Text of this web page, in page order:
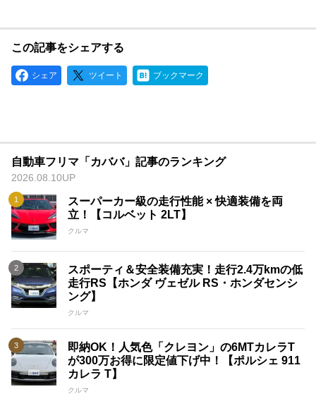
この記事をシェアする
シェア ツイート ブックマーク
自動車フリマ「カババ」記事のランキング
2026.08.10UP
スーパーカー級の走行性能 × 快適装備を両
立！【コルベット 2LT】
クルマ
スポーティ＆安全装備充実！走行2.4万kmの低
走行RS【ホンダ ヴェゼル RS・ホンダセンシ
ング】
クルマ
即納OK！人気色「クレヨン」の6MTカレラT
が300万お得に限定値下げ中！【ポルシェ 911
カレラ T】
クルマ